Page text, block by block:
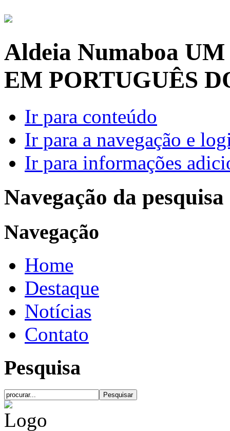
Aldeia Numaboa UM
EM PORTUGUÊS
Ir para conteúdo
Ir para a navegação e
Ir para informações
Navegação da pesquisa
Navegação
Home
Destaque
Notícias
Contato
Pesquisa